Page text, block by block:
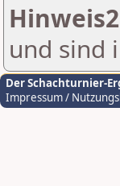
Hinweis2
und sind
Der Schachturnier-
Impressum /